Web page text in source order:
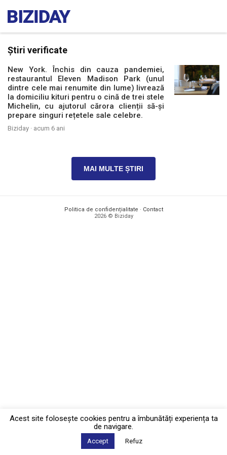
Știri verificate
New York. Închis din cauza pandemiei,
restaurantul Eleven Madison Park (unul
dintre cele mai renumite din lume) livrează
la domiciliu kituri pentru o cină de trei stele
Michelin, cu ajutorul cărora clienții să-și
prepare singuri rețetele sale celebre.
Biziday · acum 6 ani
MAI MULTE ȘTIRI
Politica de confidențialitate · Contact
2026 © Biziday
Acest site foloseşte cookies pentru a îmbunătăți experiența ta
de navigare.
Accept Refuz